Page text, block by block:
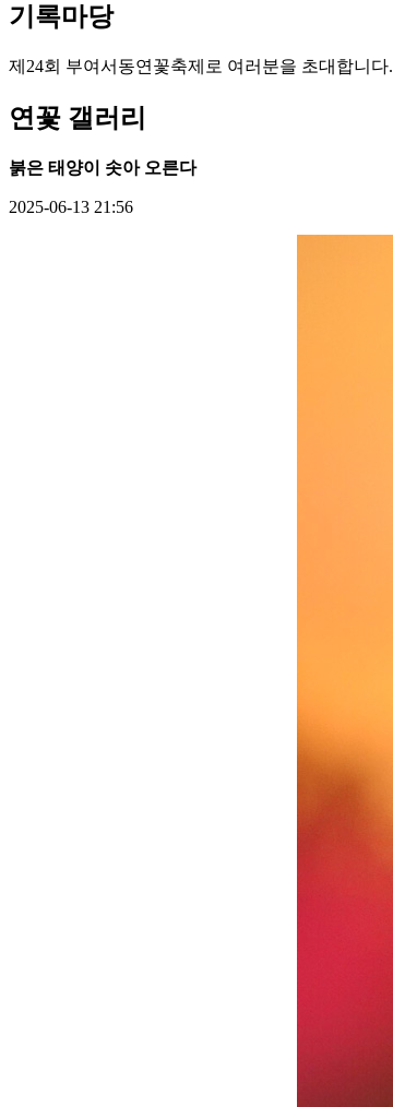
기록마당
제24회 부여서동연꽃축제로 여러분을 초대합니다.
연꽃 갤러리
붉은 태양이 솟아 오른다
2025-06-13 21:56